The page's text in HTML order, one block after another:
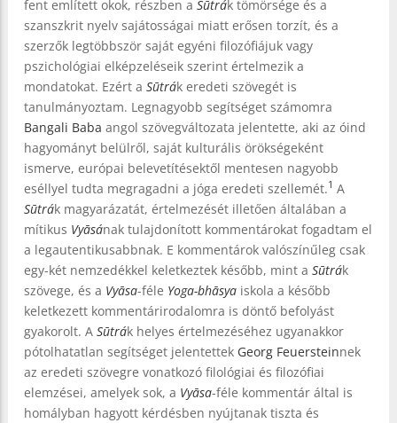
fent említett okok, részben a Sūtrák tömörsége és a
szanszkrit nyelv sajátosságai miatt erősen torzít, és a
szerzők legtöbbször saját egyéni filozófiájuk vagy
pszichológiai elképzeléseik szerint értelmezik a
mondatokat. Ezért a Sūtrák eredeti szövegét is
tanulmányoztam. Legnagyobb segítséget számomra
Bangali Baba angol szövegváltozata jelentette, aki az óind
hagyományt belülről, saját kulturális örökségeként
ismerve, európai belevetítésektől mentesen nagyobb
eséllyel tudta megragadni a jóga eredeti szellemét.1 A
Sūtrák magyarázatát, értelmezését illetően általában a
mítikus Vyāsának tulajdonított kommentárokat fogadtam el
a legautentikusabbnak. E kommentárok valószínűleg csak
egy-két nemzedékkel keletkeztek később, mint a Sūtrák
szövege, és a Vyāsa-féle Yoga-bhāsya iskola a később
keletkezett kommentárirodalomra is döntő befolyást
gyakorolt. A Sūtrák helyes értelmezéséhez ugyanakkor
pótolhatatlan segítséget jelentettek Georg Feuersteinnek
az eredeti szövegre vonatkozó filológiai és filozófiai
elemzései, amelyek sok, a Vyāsa-féle kommentár által is
homályban hagyott kérdésben nyújtanak tiszta és